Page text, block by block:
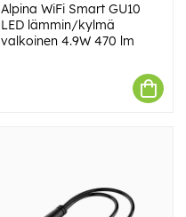
Alpina WiFi Smart GU10
LED lämmin/kylmä
valkoinen 4.9W 470 lm